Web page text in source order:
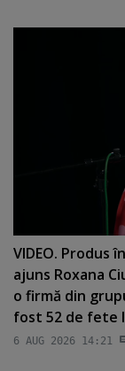
VIDEO. Produs
ajuns Roxana
o firmă din
fost 52 de fete
6 AUG 2026 14:21